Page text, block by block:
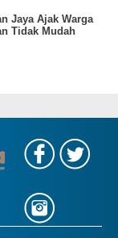
Jaya Ajak Warga
Tidak Mudah